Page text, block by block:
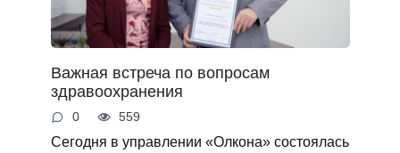
Важная встреча по вопросам
здравоохранения
0 559
Сегодня в управлении «Олкона» состоялась